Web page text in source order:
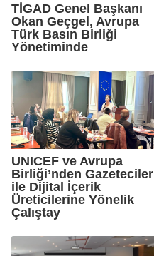
TİGAD Genel Başkanı
Okan Geçgel, Avrupa
Türk Basın Birliği
Yönetiminde
UNICEF ve Avrupa
Birliği’nden Gazeteciler
ile Dijital İçerik
Üreticilerine Yönelik
Çalıştay